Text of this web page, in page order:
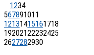
1234
567891011
12131415161718
19202122232425
2627282930